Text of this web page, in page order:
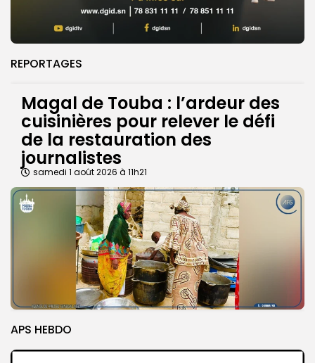
REPORTAGES
Magal de Touba : l’ardeur des
cuisinières pour relever le défi
de la restauration des
journalistes
samedi 1 août 2026 à 11h21
APS HEBDO